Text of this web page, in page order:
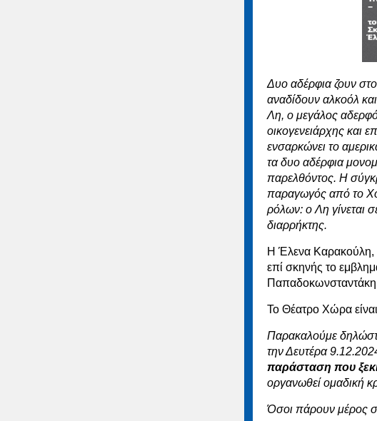
Δυο αδέρφια ζουν
αναδίδουν αλκοόλ
Λη, ο μεγάλος
οικογενειάρχης και
ενσαρκώνει το
τα δυο αδέρφια
παρελθόντος. Η
παραγωγός από το
ρόλων: ο Λη γίνεται
διαρρήκτης.
Η Έλενα Καρακούλη,
επί σκηνής το
Το Θέατρο Χώρα
Παρακαλούμε
την Δευτέρα
παράσταση που
οργανωθεί ομαδική
Όσοι πάρουν μέρος